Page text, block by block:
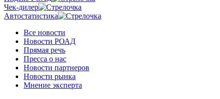
Чек-дилер
Автостатистика
Все новости
Новости РОАД
Прямая речь
Пресса о нас
Новости партнеров
Новости рынка
Мнение эксперта